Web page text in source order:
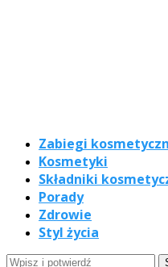
Zabiegi
Kosmetyki
Składniki
Porady
Zdrowie
Styl życia